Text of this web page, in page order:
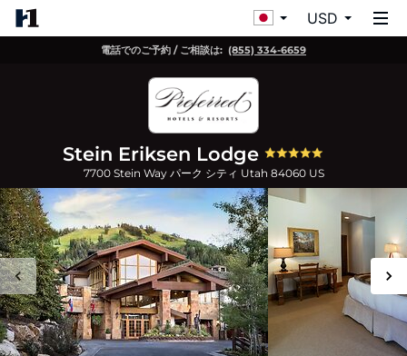
USD
電話でのご予約 / ご相談は: (855) 334-6659
Stein Eriksen Lodge
7700 Stein Way パーク シティ Utah 84060 US